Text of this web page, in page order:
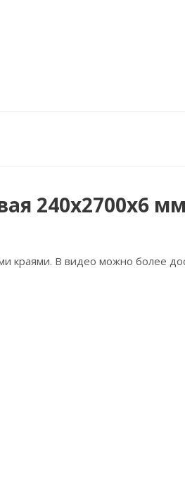
240х2700х6 мм
краями. В видео можно более